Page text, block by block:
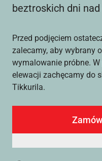
beztroskich dni
Przed podjęciem
zalecamy, aby wybrany
wymalowanie próbne.
elewacji zachęcamy do
Tikkurila.